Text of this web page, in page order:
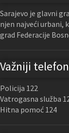
Sarajevo je glavni
njen najveći urbani,
grad Federacije
Važniji
Policija 122
Vatrogasna služba
Hitna pomoć 124